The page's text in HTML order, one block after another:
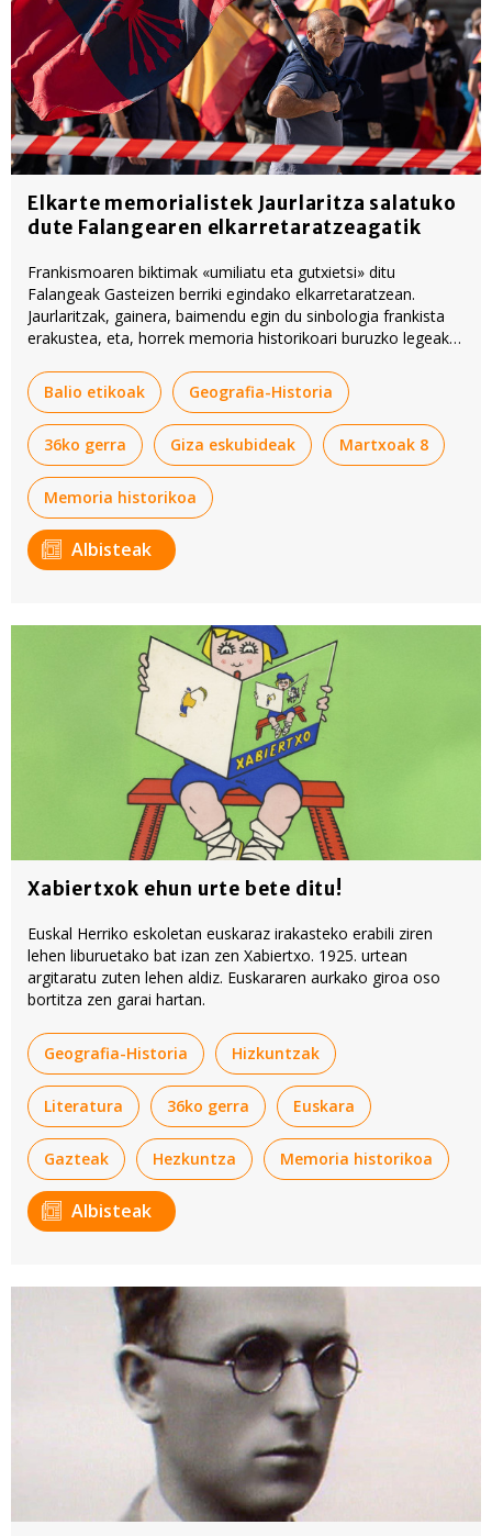
Elkarte memorialistek Jaurlaritza salatuko
dute Falangearen elkarretaratzeagatik
Frankismoaren biktimak «umiliatu eta gutxietsi» ditu
Falangeak Gasteizen berriki egindako elkarretaratzean.
Jaurlaritzak, gainera, baimendu egin du sinbologia frankista
erakustea, eta, horrek memoria historikoari buruzko legeak
memorialistak.
Balio etikoak Geografia-Historia
36ko gerra Giza eskubideak Martxoak 8
Memoria historikoa
Albisteak
Xabiertxok ehun urte bete ditu!
Euskal Herriko eskoletan euskaraz irakasteko erabili ziren
lehen liburuetako bat izan zen Xabiertxo. 1925. urtean
argitaratu zuten lehen aldiz. Euskararen aurkako giroa oso
bortitza zen garai hartan.
Geografia-Historia Hizkuntzak
Literatura 36ko gerra Euskara
Gazteak Hezkuntza Memoria historikoa
Albisteak